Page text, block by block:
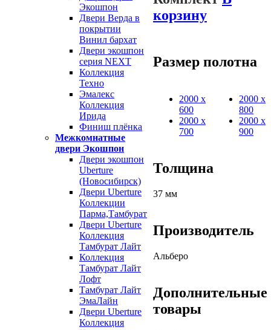
Экошпон
Двери Верда в
покрытии
Винил бархат
Двери экошпон
серия NEXT
Коллекция
Техно
Эмалекс
Коллекция
Ирида
Финиш плёнка
Межкомнатные
двери Экошпон
Двери экошпон
Uberture
(Новосибирск)
Двери Uberture
Коллекции
Парма,Тамбурат
Двери Uberture
Коллекция
Тамбурат Лайт
Коллекция
Тамбурат Лайт
Лофт
Тамбурат Лайт
ЭмаЛайн
Двери Uberture
Коллекция
корзину
Размер полотна
2000 х
600
2000 х
700
2000 х
800
2000 х
900
Толщина
37 мм
Производитель
Альберо
Дополнительные
товары